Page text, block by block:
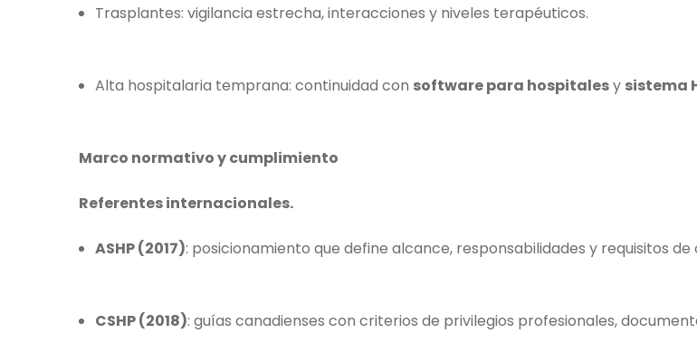
Trasplantes: vigilancia estrecha, interacciones y niveles terapéuticos.
Alta hospitalaria temprana: continuidad con software para hospitalesy sistema
Marco normativo y cumplimiento
Referentes internacionales.
ASHP (2017): posicionamiento que define alcance, responsabilidades y requisitos
CSHP (2018): guías canadienses con criterios de privilegios profesionales,